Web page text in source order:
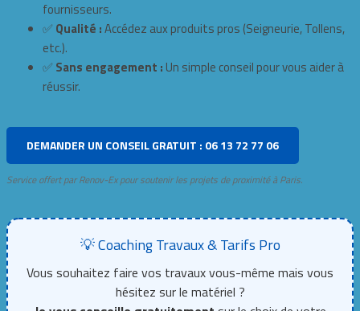
fournisseurs.
✅ Qualité :Accédez aux produits pros (Seigneurie, Tollens,
etc.).
✅ Sans engagement : Un simple conseil pour vous aider à
réussir.
DEMANDER UN CONSEIL GRATUIT : 06 13 72 77 06
Service offert par Renov-Ex pour soutenir les projets de proximité à Paris.
💡 Coaching Travaux & Tarifs Pro
Vous souhaitez faire vos travaux vous-même mais vous
hésitez sur le matériel ?